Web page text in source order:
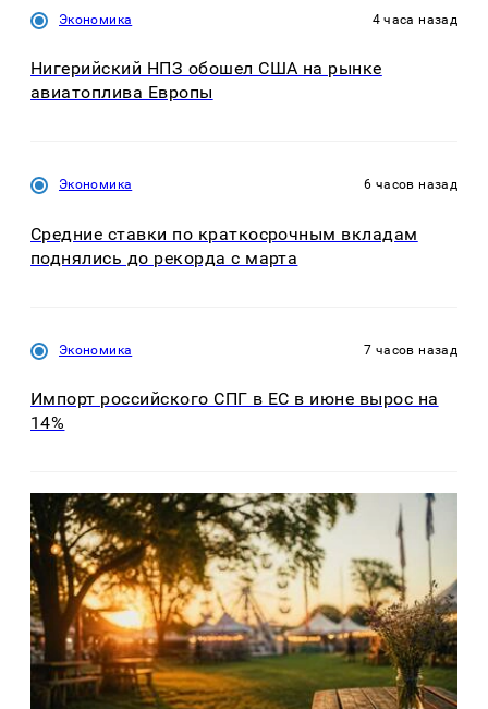
Экономика 4 часа назад
Нигерийский НПЗ обошел США на рынке
авиатоплива Европы
Экономика 6 часов назад
Средние ставки по краткосрочным вкладам
поднялись до рекорда с марта
Экономика 7 часов назад
Импорт российского СПГ в ЕС в июне вырос на
14%